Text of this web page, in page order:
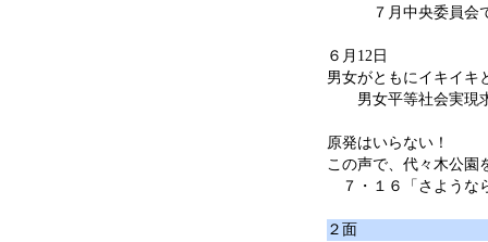
７月中央委員会で
６月12日
男女がともにイキイキ
男女平等社会実現
原発はいらない！
この声で、代々木公園
７・１６「さような
２面